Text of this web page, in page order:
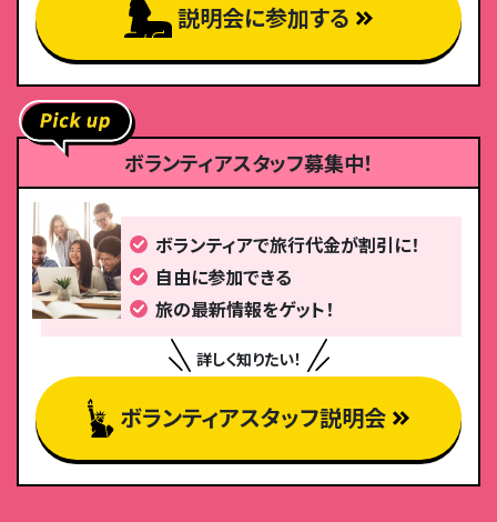
説明会に参加する
ボランティアスタッフ募集中！
ボランティアで旅行代金が割引に！
自由に参加できる
旅の最新情報をゲット！
詳しく知りたい！
ボランティアスタッフ説明会